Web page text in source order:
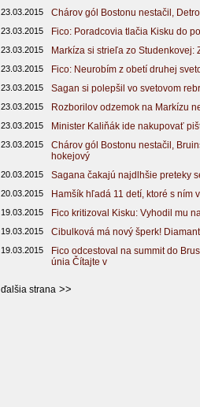
23.03.2015 Chárov gól Bostonu nestačil,
23.03.2015 Fico: Poradcovia tlačia Kisku do
23.03.2015 Markíza si strieľa zo Studenkovej:
23.03.2015 Fico: Neurobím z obetí druhej
23.03.2015 Sagan si polepšil vo svetovom
23.03.2015 Rozborilov odzemok na Markízu
23.03.2015 Minister Kaliňák ide nakupovať
23.03.2015
Chárov gól Bostonu nestačil,
hokejový
20.03.2015 Sagana čakajú najdlhšie preteky
20.03.2015 Hamšík hľadá 11 detí, ktoré s ním
19.03.2015 Fico kritizoval Kisku: Vyhodil mu
19.03.2015 Cibulková má nový šperk!
19.03.2015
Fico odcestoval na summit do
únia Čítajte v
ďalšia strana >>